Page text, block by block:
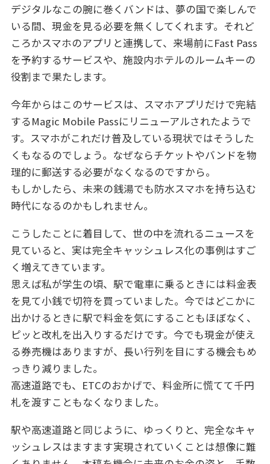
デジタルなこの腕に巻くバンドは、夢の国で楽しんで
いる間、現金を見る必要を無くしてくれます。それど
ころかスマホのアプリと連携して、来場前にFast Pass
を予約するサービスや、施設内ホテルのルームキーの
役割まで果たします。
今年からはこのサービスは、スマホアプリだけで完結
するMagic Mobile Passにリニューアルされたようで
す。スマホがこれだけ普及している現状ではそうした
くもなるのでしょう。なぜならチケットやバンドを物
理的に郵送する必要がなくなるのですから。
もしかしたら、未来の銭湯でも防水スマホを持ち込む
時代になるのかもしれません。
こうしたことに着目して、世の中を流れるニュースを
見ていると、実は完全キャッシュレス化の事例はすご
く増えてきています。
思えば私が学生の頃、駅で電車に乗るときには料金表
を見て小銭で切符を買っていました。今ではどこかに
出かけるときに駅で料金を気にすることもほぼなく、
ピッと改札を出入りするだけです。今でも現金が使え
る券売機はありますが、長い行列を目にする機会もめ
っきり減りました。
高速道路でも、ETCのおかげで、料金所に慌てて千円
札を渡すこともなくなりました。
駅や高速道路と同じように、ゆっくりと、完全なキャ
ッシュレスはますます実現されていくことは想像に難